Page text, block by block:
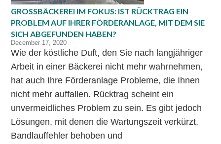
GROSSBÄCKEREI IM FOKUS: IST RÜCKTRAG EIN P
ROBLEM AUF IHRER FÖRDERANLAGE, MIT DEM SIE S
ICH ABGEFUNDEN HABEN?
December 17, 2020
Wie der köstliche Duft, den Sie nach langjähriger
Arbeit in einer Bäckerei nicht mehr wahrnehmen,
hat auch Ihre Förderanlage Probleme, die Ihnen
nicht mehr auffallen. Rücktrag scheint ein
unvermeidliches Problem zu sein. Es gibt jedoch
Lösungen, mit denen die Wartungszeit verkürzt,
Bandlauffehler behoben und